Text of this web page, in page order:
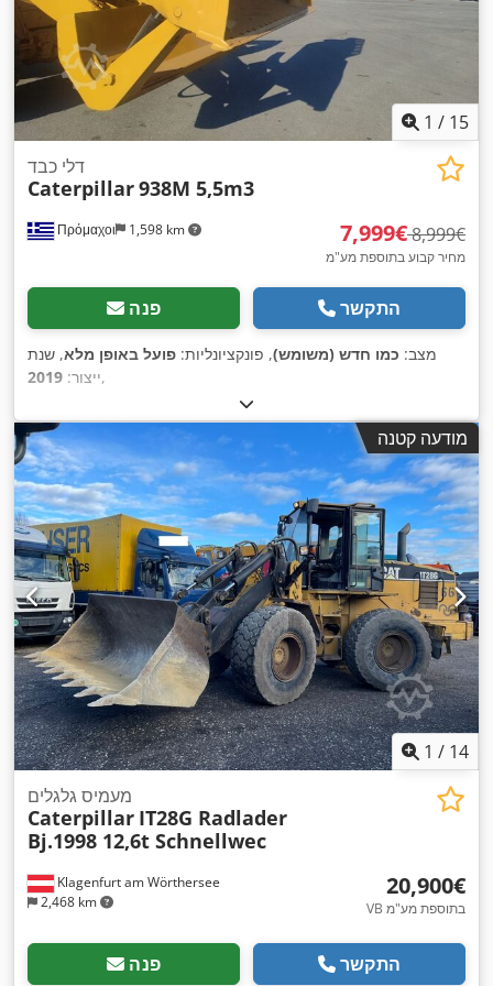
1 / 15
Πρόμαχοι 1,598 km
דלי כבד
Caterpillar938M 5,5m3
‏7,999 ‏€ ‏8,999 ‏€
מחיר קבוע בתוספת מע"מ
פנה התקשר
מצב: כמו חדש (משומש), פונקציונליות: פועל באופן מלא, שנת
ייצור: 2019 ,
מודעה קטנה
1 / 14
Klagenfurt am Wörthersee
2,468 km
מעמיס גלגלים
Caterpillar IT28G Radlader
Bj.1998 12,6t Schnellwec
‏20,900 ‏€
VB בתוספת מע"מ
פנה התקשר